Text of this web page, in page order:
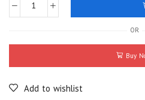
OR
Buy
Add to wishlist